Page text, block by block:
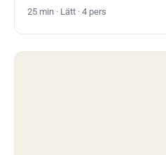
25 min · Lätt · 4 pers